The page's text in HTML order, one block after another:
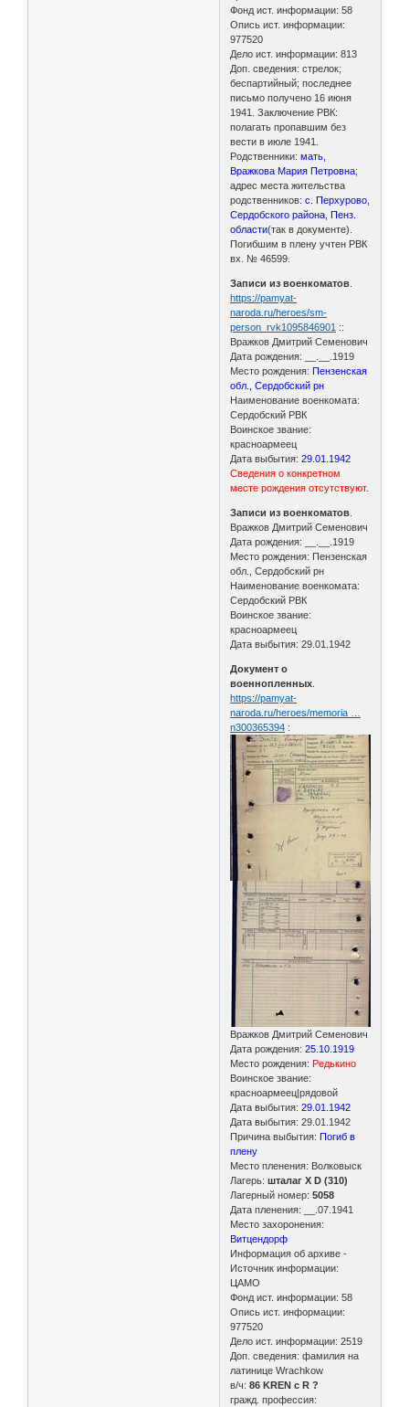
Фонд ист. информации: 58
Опись ист. информации:
977520
Дело ист. информации: 813
Доп. сведения: стрелок;
беспартийный; последнее
письмо получено 16 июня
1941. Заключение РВК:
полагать пропавшим без
вести в июле 1941.
Родственники:мать,
Вражкова Мария Петровна;
адрес места жительства
родственников:с. Перхурово,
Сердобского района, Пенз.
области(так в документе).
Погибшим в плену учтен РВК
вх. № 46599.
Записи из военкоматов
https://pamyat-
naroda.ru/heroes/sm-
person_rvk1095846901 ::
Вражков Дмитрий Семенович
Дата рождения: __.__.1919
Место рождения:Пензенская
обл., Сердобский рн
Наименование военкомата:
Сердобский РВК
Воинское звание:
красноармеец
Дата выбытия:29.01.1942
Сведения о конкретном
месте рождения отсутствуют.
Записи из военкоматов
Вражков Дмитрий Семенович
Дата рождения: __.__.1919
Место рождения: Пензенская
обл., Сердобский рн
Наименование военкомата:
Сердобский РВК
Воинское звание:
красноармеец
Дата выбытия: 29.01.1942
Документ о
военнопленных
https://pamyat-
naroda.ru/heroes/memoria …
n300365394 :
Вражков Дмитрий Семенович
Дата рождения:25.10.1919
Место рождения: Редькино
Воинское звание:
красноармеец|рядовой
Дата выбытия:29.01.1942
Дата выбытия: 29.01.1942
Причина выбытия: Погиб в
плену
Место пленения: Волковыск
Лагерь:шталаг X D (310)
Лагерный номер:5058
Дата пленения: __.07.1941
Место захоронения:
Витцендорф
Информация об архиве -
Источник информации:
ЦАМО
Фонд ист. информации: 58
Опись ист. информации:
977520
Дело ист. информации: 2519
Доп. сведения: фамилия на
латинице Wrachkow
в/ч:86 KREN c R ?
гражд. профессия: